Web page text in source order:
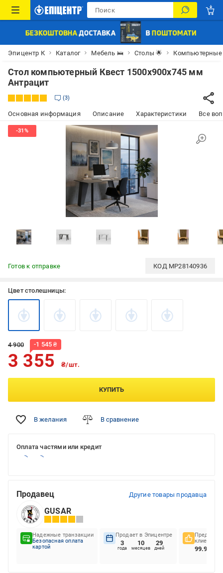
Эпицентр К Каталог Мебель 🛌 Столы 🌟 Компьютерные
Стол компьютерный Квест 1500x900x745 мм
Антрацит
3
Основная информация Описание Характеристики Все
Готов к отправке КОД MP28140936
Цвет столешницы:
4 900 -1 545 ₴
3 355 ₴/шт.
КУПИТЬ
В желания В сравнение
Оплата частями или кредит
Продавец Другие товары продавца
GUSAR
Надежные транзакции
Безопасная оплата
картой
Продает в Эпицентре
3
года
10
месяцев
29
дней
клиентов
99.98%